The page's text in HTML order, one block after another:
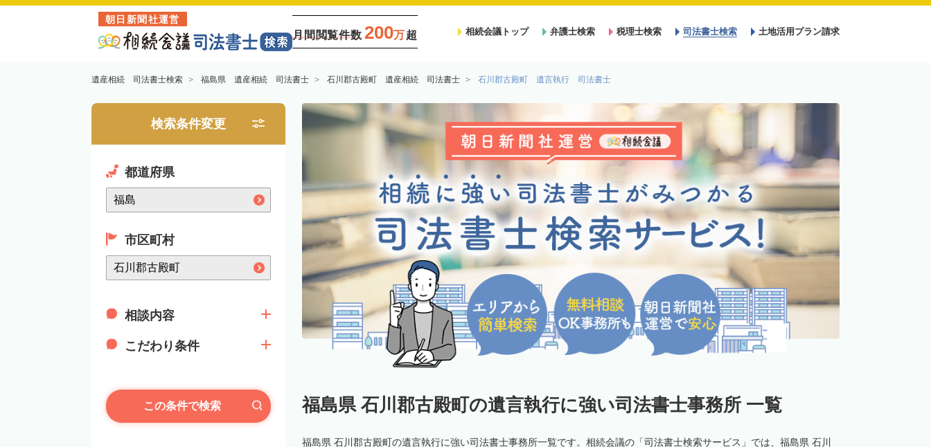
朝日新聞社運営
月間閲覧件数 200万超 相続会議トップ 弁護士検索 税理士検索 司法書士検索 土地活用プラン請求
遺産相続 司法書士検索 福島県 遺産相続 司法書士 石川郡古殿町 遺産相続 司法書士 石川郡古殿町 遺言執行 司法書士
検索条件変更
都道府県
市区町村
相談内容
こだわり条件
この条件で検索 福島県 石川郡古殿町の遺言執行に強い司法書士事務所 一覧
福島県 石川郡古殿町の遺言執行に強い司法書士事務所一覧です。相続会議の「司法書士検索サービス」では、福島県 石川